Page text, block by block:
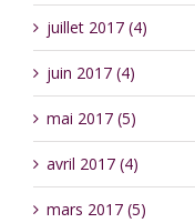
juillet 2017 (4)
juin 2017 (4)
mai 2017 (5)
avril 2017 (4)
mars 2017 (5)